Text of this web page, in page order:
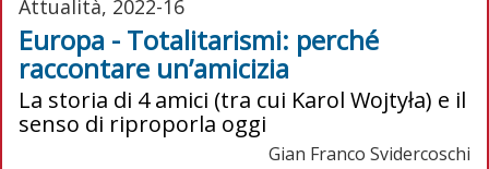
Attualità, 2022-16
Europa - Totalitarismi: perché
raccontare un’amicizia
La storia di 4 amici (tra cui Karol Wojtyła) e il
senso di riproporla oggi
Gian Franco Svidercoschi